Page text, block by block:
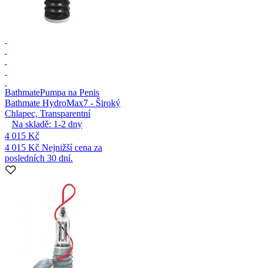
BathmatePumpa na Penis
Bathmate HydroMax7 - Široký
Chlapec, Transparentní
Na skladě: 1-2 dny
4 015 Kč
4 015 Kč Nejnižší cena za
posledních 30 dní.